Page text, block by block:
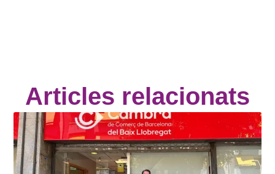
Articles relacionats